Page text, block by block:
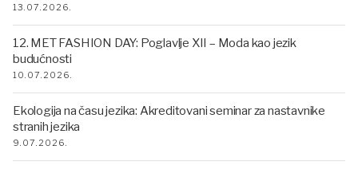
13.07.2026.
12. MET FASHION DAY: Poglavlje XII – Moda kao jezik
budućnosti
10.07.2026.
Ekologija na času jezika: Akreditovani seminar za nastavnike
stranih jezika
9.07.2026.